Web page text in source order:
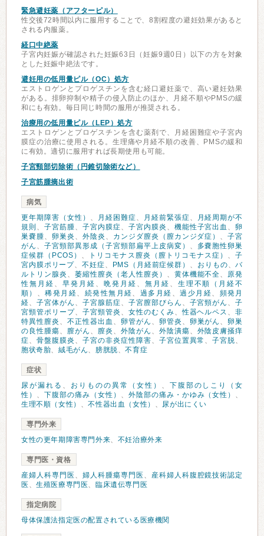
緊急避妊薬（アフターピル）
性交後72時間以内に服用することで、8割程度の避妊効果があると
される内服薬。
経口中絶薬
子宮内妊娠が確認された妊娠63日（妊娠9週0日）以下の方を対象
とした妊娠中絶法です。
避妊用の低用量ピル（OC）処方
エストロゲンとプロゲスチンを含む経口避妊薬で、高い避妊効果
がある。排卵抑制や精子の侵入防止のほか、月経不順やPMSの緩
和にも有効。毎日同じ時間の服用が推奨される。
治療用の低用量ピル（LEP）処方
エストロゲンとプロゲスチンを含む薬剤で、月経困難症や子宮内
膜症の治療に使用される。生理痛や月経不順の改善、PMSの緩和
に有効。適切に服用すれば長期使用も可能。
子宮頸部切除術（円錐切除術など）
子宮筋腫摘出術
病気
更年期障害（女性） 、 月経困難症、 月経前緊張症、
月経周期が不
規則 、 子宮筋腫、 子宮内膜症、 子宮内膜炎 、 機能性子宮出血 、 卵
巣嚢腫、 卵巣炎 、 外陰炎 、 カンジダ膣炎（膣カンジダ症） 、子宮
がん 、 子宮頸部異形成（子宮頸部扁平上皮病変） 、
多嚢胞性卵巣
症候群（PCOS） 、 トリコモナス膣炎（膣トリコモナス症） 、子
宮内膜ポリープ、不妊症、 PMS（月経前症候群） 、 おりもの、バ
ルトリン腺炎 、 萎縮性膣炎（老人性膣炎） 、 黄体機能不全、 原発
性無月経 、 早発月経 、 晩発月経 、 無月経 、 生理不順（月経不
順） 、稀発月経、 続発性無月経、 過多月経 、過少月経、 頻発月
経、 子宮体がん 、 子宮腺筋症、 子宮膣部びらん 、 子宮頸がん 、子
宮頸管ポリープ、 子宮頸管炎 、 女性のむくみ、性器ヘルペス 、非
特異性膣炎 、 不正性器出血 、 卵管がん 、 卵管炎 、 卵巣がん 、 卵巣
の良性腫瘍、 膣がん 、 膣炎 、 外陰がん 、 外陰潰瘍、 外陰皮膚掻痒
症、 骨盤腹膜炎 、 子宮の非炎症性障害、 子宮位置異常 、子宮脱、
胞状奇胎、絨毛がん、 膀胱脱、不育症
症状
尿が漏れる 、 おりものの異常（女性） 、 下腹部のしこり（女
性） 、 下腹部の痛み（女性） 、 外陰部の痛み・かゆみ（女性） 、
生理不順（女性） 、不性器出血（女性） 、 尿が出にくい
専門外来
女性の更年期障害専門外来、 不妊治療外来
専門医・資格
産婦人科専門医 、 婦人科腫瘍専門医 、 産科婦人科腹腔鏡技術認定
医 、生殖医療専門医、臨床遺伝専門医
指定病院
母体保護法指定医の配置されている医療機関